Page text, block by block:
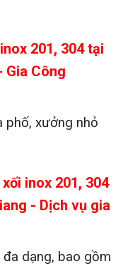
nghiệp tại Đại lý
201, 304 tại
Gia Công
phố, xưởng nhỏ
inox 201, 304
- Dịch vụ gia
đa dạng, bao gồm